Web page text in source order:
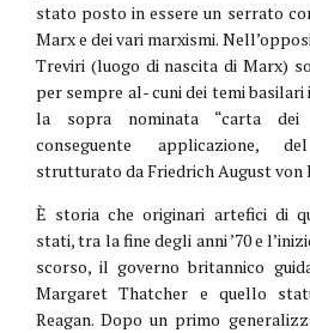
stato posto in essere un serrato
Marx e dei vari marxismi.
Treviri (luogo di nascita di Marx)
per sempre al- cuni dei temi
la sopra nominata “carta dei
conseguente applicazione,
strutturato da Friedrich August von
È storia che originari artefici di
stati, tra la fine degli anni ’70 e
scorso, il governo britannico
Margaret Thatcher e quello
Reagan. Dopo un primo